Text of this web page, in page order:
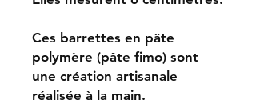
Ces barrettes en pâte
polymère (pâte fimo) sont
une création artisanale
réalisée à la main.